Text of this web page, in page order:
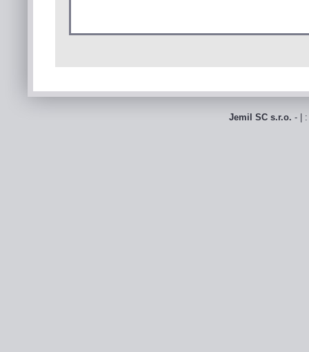
Jemil SC s.r.o. - |